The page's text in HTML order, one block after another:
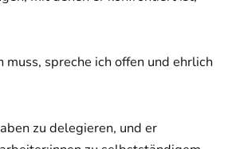
muss, spreche ich offen und ehrlich
zu delegieren, und er